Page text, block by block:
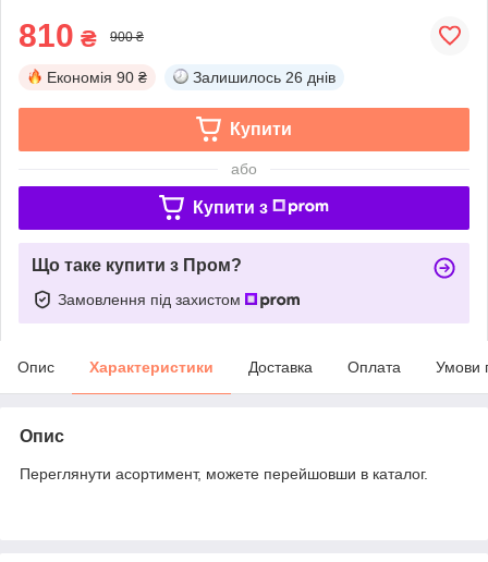
810 ₴ 900 ₴
Економія 90 ₴ Залишилось 26 днів
Купити
або
Купити з
Що таке купити з Пром?
Замовлення під захистом
Опис Характеристики Доставка Оплата Умови
Опис
Переглянути асортимент, можете перейшовши в каталог.